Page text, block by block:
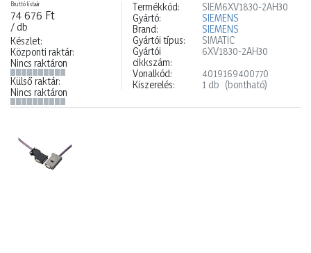
Bruttó listaár
74 676 Ft
/ db
Készlet:
Központi raktár:
Nincs raktáron
Külső raktár:
Nincs raktáron
Termékkód:
SIEM6XV1830-2AH30
Gyártó:
SIEMENS
Brand:
SIEMENS
Gyártói típus:
SIMATIC
Gyártói
cikkszám:
6XV1830-2AH30
Vonalkód:
4019169400770
Kiszerelés:
1 db (bontható)